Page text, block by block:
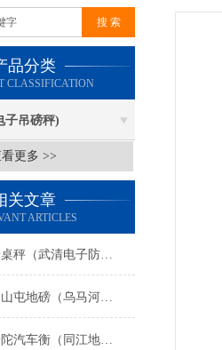
品分类
CLASSIFICATION
子吊磅秤)
更多 >>
关文章
ARTICLES
宝坻隔爆电子桌秤（武清电子防爆油桶秤）北辰防爆电子油桶称维修
新林地磅（金山屯地磅（乌马河地磅）汤旺河地磅）杜尔伯特地磅维修
郊区地磅（普陀汽车衡（同江地磅）虹口汽车衡）富锦地磅维修